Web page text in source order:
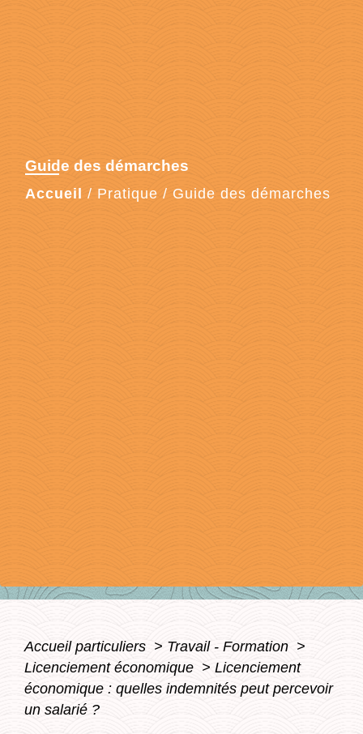
Guide des démarches
Accueil / Pratique / Guide des démarches
Accueil particuliers > Travail - Formation >
Licenciement économique > Licenciement
économique : quelles indemnités peut percevoir
un salarié ?